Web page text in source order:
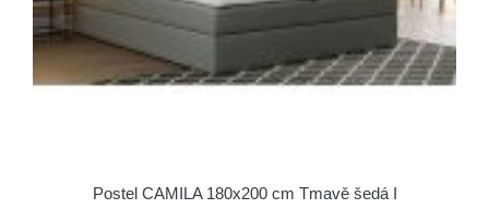
Postel CAMILA 180x200 cm Tmavě šedá I